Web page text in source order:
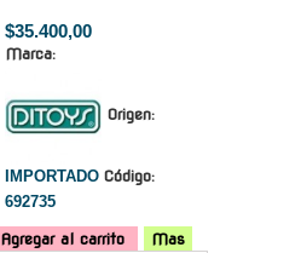
$35.400,00
Marca:
Origen:
IMPORTADO Código:
692735
Agregar al carrito
Mas